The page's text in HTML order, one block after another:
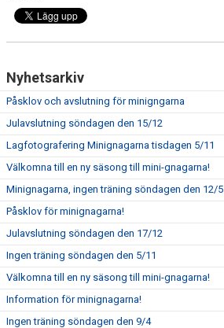
Nyhetsarkiv
Påsklov och avslutning för minigngarna
Julavslutning söndagen den 15/12
Lagfotografering Minignagarna tisdagen 5/11
Välkomna till en ny säsong till mini-gnagarna!
Minignagarna, ingen träning söndagen den 12/5
Påsklov för minignagarna!
Julavslutning söndagen den 17/12
Ingen träning söndagen den 5/11
Välkomna till en ny säsong till mini-gnagarna!
Information för minignagarna!
Ingen träning söndagen den 9/4